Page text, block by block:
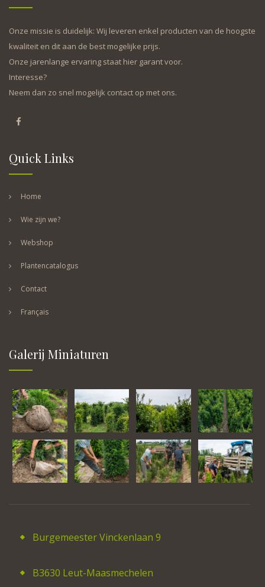
Onze missie is duidelijk: Wij leveren enkel producten van de hoogste
kwaliteit en dit aan de best mogelijke prijs.
Onze jarenlange ervaring staat hier garant voor.
Interesse?
Neem dan zo snel mogelijk contact op met ons.
Quick Links
Home
Wie zijn we?
Webshop
Plantencatalogus
Contact
Français
Galerij Miniaturen
Burgemeester Vinckenlaan 9
B3630 Leut-Maasmechelen